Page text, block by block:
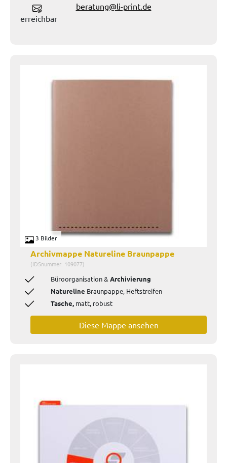
beratung@li-print.de
erreichbar
3 Bilder
Archivmappe Natureline Braunpappe
(IDSnummer: 109077)
Büroorganisation & Archivierung
Natureline Braunpappe, Heftstreifen
Tasche, matt, robust
Diese Mappe ansehen